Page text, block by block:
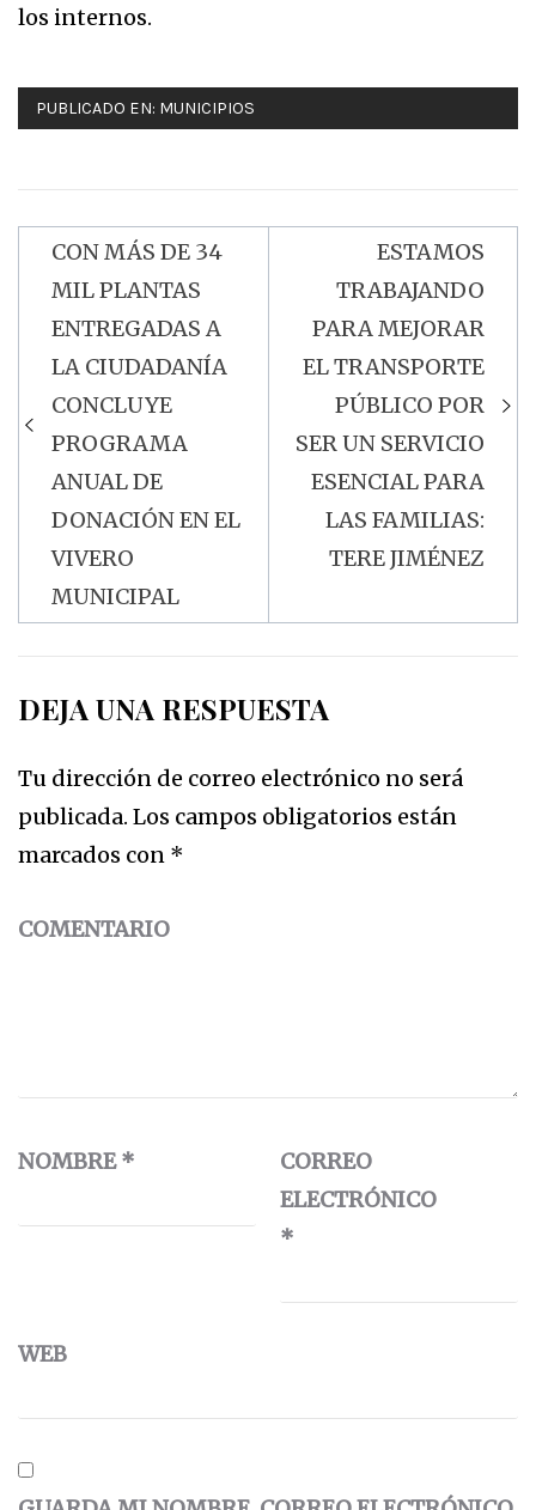
los internos.
PUBLICADO EN: MUNICIPIOS
Navegación
de
entradas
CON MÁS DE 34
MIL PLANTAS
ENTREGADAS A
LA CIUDADANÍA
CONCLUYE
PROGRAMA
ANUAL DE
DONACIÓN EN EL
VIVERO
MUNICIPAL
ESTAMOS
TRABAJANDO
PARA MEJORAR
EL TRANSPORTE
PÚBLICO POR
SER UN SERVICIO
ESENCIAL PARA
LAS FAMILIAS:
TERE JIMÉNEZ
DEJA UNA RESPUESTA
Tu dirección de correo electrónico no será
publicada. Los campos obligatorios están
marcados con *
COMENTARIO
NOMBRE*
CORREO
ELECTRÓNICO
*
WEB